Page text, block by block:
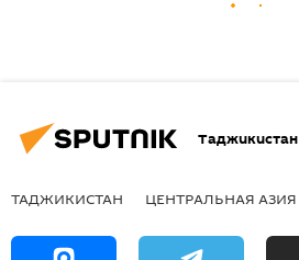
Таджикистан
ТАДЖИКИСТАН ЦЕНТРАЛЬНАЯ АЗИЯ